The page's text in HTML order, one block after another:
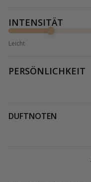
INTENSITÄT
Leicht
PERSÖNLICHKEIT
DUFTNOTEN